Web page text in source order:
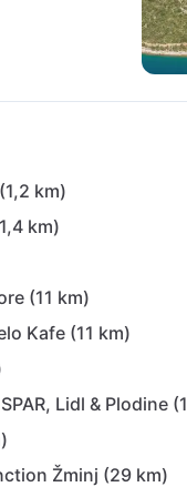
km)
km)
(11 km)
Kafe (11 km)
Lidl & Plodine
Žminj (29 km)